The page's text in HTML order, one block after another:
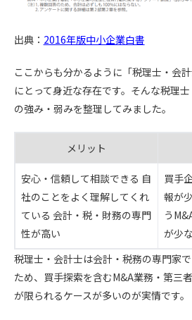
出典： 2016年版中小企業白書
ここからも分かるように「税理士・会
にとって身近な存在です。そんな税理
の強み・弱みを整理してみました。
メリット
安心・信頼して相談できる 自
社のことをよく理解してくれ
ている 会計・税・財務の専門
性が高い
買手
報が
う
が少
税理士・会計士は会計・税務の専門家
ため、買手探索を含むM&A業務・第三
が限られるケースが多いのが実情です。